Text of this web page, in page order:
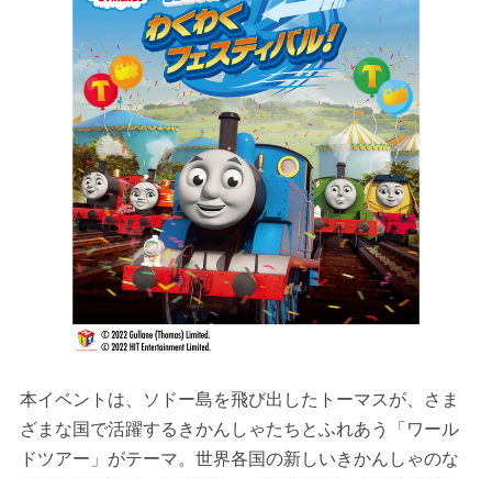
本イベントは、ソドー島を飛び出したトーマスが、さま
ざまな国で活躍するきかんしゃたちとふれあう「ワール
ドツアー」がテーマ。世界各国の新しいきかんしゃのな